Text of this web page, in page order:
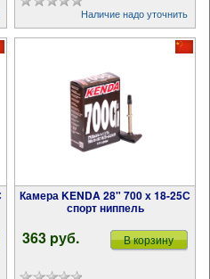
Наличие надо уточнить
Камера KENDA 28" 700 х 18-25С
спорт ниппель
363 pуб. В корзину